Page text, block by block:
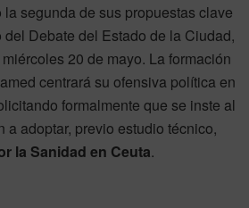
segunda de sus propuestas clave
Debate del Estado de la Ciudad,
20 de mayo. La formación
centrará su ofensiva política en
formalmente que se inste al
a adoptar, previo estudio técnico,
la Sanidad en Ceuta.